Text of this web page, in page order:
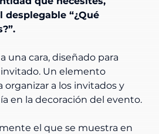
desplegable “¿Qué
una cara, diseñado para
Un elemento
a los invitados y
en la decoración del evento.
el que se muestra en